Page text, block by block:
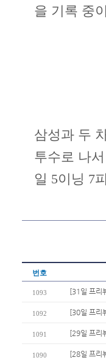
을 기록 중
삼성과 두
투수로 나
일 5이닝 7
번호
1093 [31일 프리
1092 [30일 프리
1091 [29일 프리
1090 [28일 프리